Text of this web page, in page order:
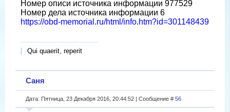
Номер описи источника информации 977529
Номер дела источника информации 6
https://obd-memorial.ru/html/info.htm?id=301148439
Qui quaerit, reperit
Саня
Дата: Пятница, 23 Декабря 2016, 20:44:52 | Сообщение # 56